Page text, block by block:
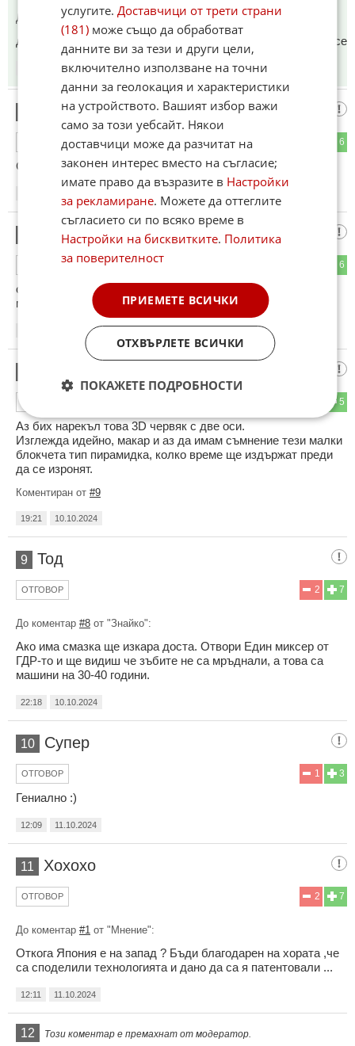
До коментар#1 от "Мнение":
да не се чете и коментира от некомпетентни хора излагат се
09.10.2024
Да видим рашките как ще го краднат
6
ОТГОВОР
С риск да се изложа.
Най после нещо хем
6
ОТГОВОР
образователно, хем занимателно. Стига сме гледали
мутрата на Копейката!
10.10.2024
5
Аз бих нарекъл това 3D червяк с две оси.
Изглежда идейно, макар и аз да имам съмнение тези малки
блокчета тип пирамидка, колко време ще издържат преди
да се изронят.
Коментиран от #9
19:21 10.10.2024
9 Тод
7
2
ОТГОВОР
До коментар #8 от "Знайко":
Ако има смазка ще изкара доста. Отвори Един миксер от
ГДР-то и ще видиш че зъбите не са мръднали, а това са
машини на 30-40 години.
22:18 10.10.2024
10 Супер
3
1
ОТГОВОР
Гениално :)
12:09 11.10.2024
11 Хохохо
7
2
ОТГОВОР
До коментар #1 от "Мнение":
Откога Япония е на запад ? Бъди благодарен на хората ,че
са споделили технологията и дано да са я патентовали ...
12:11 11.10.2024
12 Този коментар е премахнат от модератор.
услугите.Доставчици от трети страни
(181) може също да обработват
данните ви за тези и други цели,
включително използване на точни
данни за геолокация и характеристики
на устройството. Вашият избор важи
само за този уебсайт. Някои
доставчици може да разчитат на
законен интерес вместо на съгласие;
имате право да възразите в Настройки
за рекламиране. Можете да оттеглите
съгласието си по всяко време в
Настройки на бисквитките. Политика
за поверителност
ПРИЕМЕТЕ ВСИЧКИ
ОТХВЪРЛЕТЕ ВСИЧКИ
ПОКАЖЕТЕ ПОДРОБНОСТИ